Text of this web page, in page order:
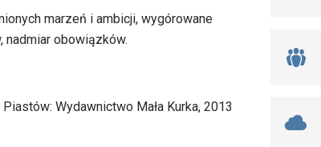
marzeń i ambicji, wygórowane
nadmiar obowiązków.
Wydawnictwo Mała Kurka, 2013